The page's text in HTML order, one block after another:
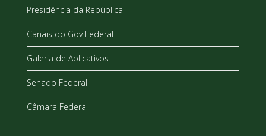
Presidência da República
Canais do Gov Federal
Galeria de Aplicativos
Senado Federal
Câmara Federal